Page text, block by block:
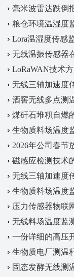
毫米波雷达跌倒
粮仓环境温湿度
Lora温湿度传感
无线温振传感器
LoRaWAN技术
无线三轴加速度
酒窖无线多点测
煤矸石堆积自燃
生物质料场温度
2026年公司春节
磁感应检测技术
无线三轴加速度
生物质料场温度
方案
压力传感器物联
无线料场温度监
一份详细的高压
生物质电厂测温
固态发酵无线测